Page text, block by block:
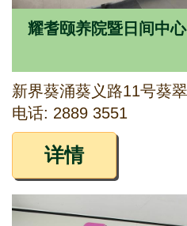
耀耆颐养院暨日间中心
电话: 2889 3551
详情